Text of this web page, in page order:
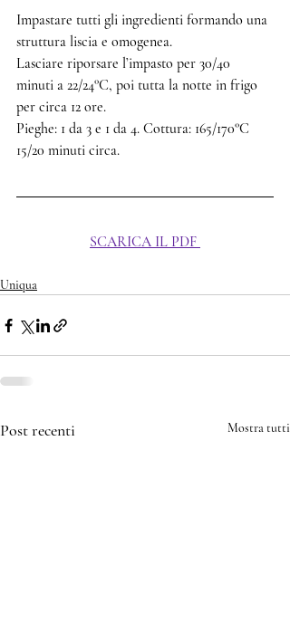
Impastare tutti gli ingredienti formando una
struttura liscia e omogenea.
Lasciare riporsare l’impasto per 30/40
minuti a 22/24°C, poi tutta la notte in frigo
per circa 12 ore.
Pieghe: 1 da 3 e 1 da 4. Cottura: 165/170°C
15/20 minuti circa.
SCARICA IL PDF
Uniqua
Post recenti Mostra tutti